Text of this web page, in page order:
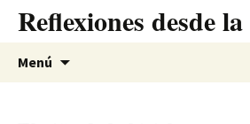
Saltar
contenido
Reflexiones desde
Menú